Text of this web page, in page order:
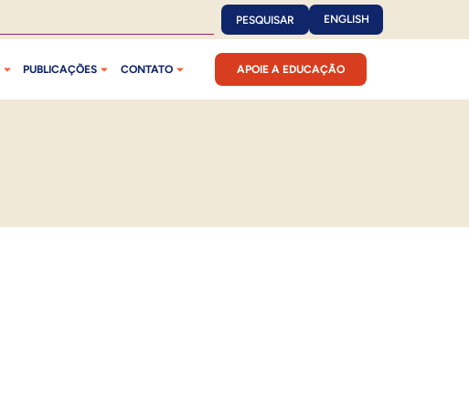
PESQUISAR ENGLISH
PUBLICAÇÕES CONTATO APOIE A EDUCAÇÃO